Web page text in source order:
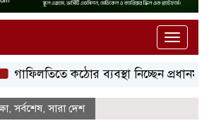
Toggle
কঠোর ব্যবস্থা নিচ্ছেন প্রধানমন্ত্রী: রিজভী
,সর্বশেষ,সারা দেশ